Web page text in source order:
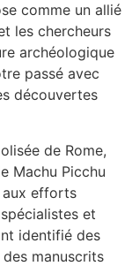
comme un allié
les chercheurs
archéologique
passé avec
découvertes
de Rome,
Machu Picchu
aux efforts
et
identifié des
manuscrits